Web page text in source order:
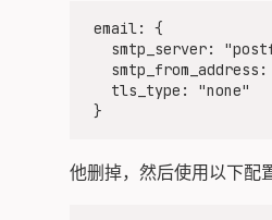
  email: {
smtp_server:
    tls_type: "none"
我们把他删掉，然后使用以下配